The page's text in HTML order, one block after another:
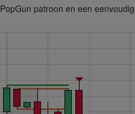
PopGun patroon en een